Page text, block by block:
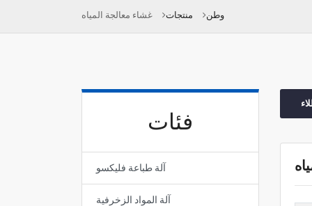
وطن منتجات غشاء معالجة المياه
فئات
آلة طباعة فليكسو
آلة المواد الزخرفية